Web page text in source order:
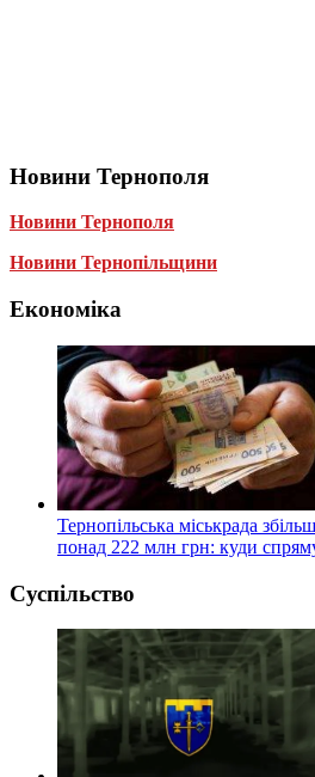
Новини Тернополя
Новини Тернополя
Новини Тернопільщини
Економіка
Тернопільська міськрада
понад 222 млн грн: куди
Суспільство